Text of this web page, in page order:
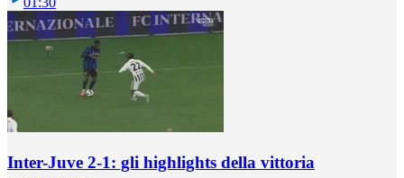
Inter-Juve 2-1: gli highlights della vittoria